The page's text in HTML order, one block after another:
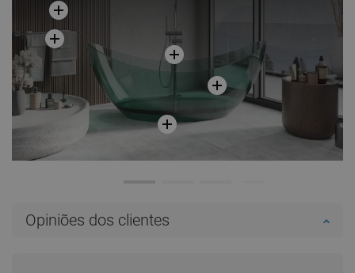
Opiniões dos clientes